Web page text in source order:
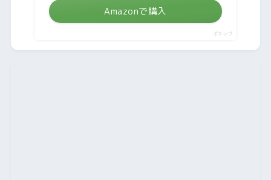
Amazonで購入
ポチップ